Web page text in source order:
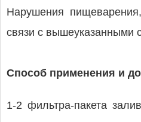
Нарушения
связи с вышеуказанными
Способ применения и
1-2 фильтра-пакета